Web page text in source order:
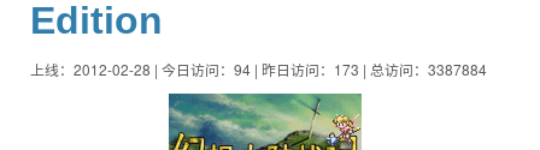
Edition
上线：2012-02-28 | 今日访问：94 | 昨日访问：173 | 总访问：3387884